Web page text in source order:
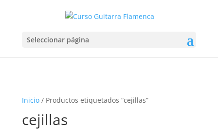
Seleccionar página
Inicio/ Productos etiquetados “cejillas”
cejillas